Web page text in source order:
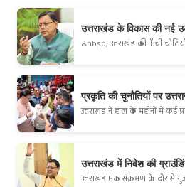
उत्तराखंड के विकास की नई
&nbsp; उत्तराखंड की ऊँची
प्रकृति की चुनौतियों पर
उत्तराखंड ने हाल के महीनों में कई
उत्तराखंड में निवेश की
उत्तराखंड एक संक्रमण के दौर से